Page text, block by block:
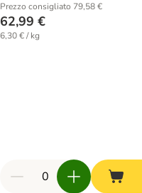
Prezzo consigliato 79,58 €
62,99 €
6,30 € / kg